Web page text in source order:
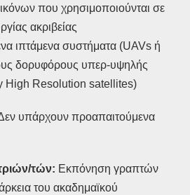
που χρησιμοποιούνται σε
ακριβείας
ιπτάμενα συστήματα (UAVs ή
δορυφόρους υπερ-υψηλής
High Resolution satellites)
υπάρχουν προαπαιτούμενα
τών: Εκπόνηση γραπτών
του ακαδημαϊκού